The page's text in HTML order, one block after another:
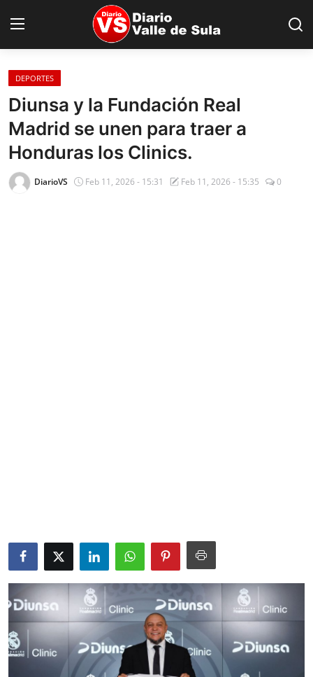
Inicio
Nacionales
Internacionales
Sucesos
DEPORTES
Diunsa y la Fundación Real
Madrid se unen para traer a
Honduras los Clinics.
DiarioVS Feb 11, 2026 - 15:31 Feb 11, 2026 - 15:35 0